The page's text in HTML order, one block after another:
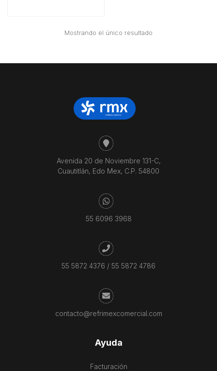
Mostrando el único resultado
Avenida 20 de Noviembre 131-C,
Cuautitlán, Edo Mex, C.P. 54800
55 6096 3968
55 5872 4376 / 55 5872 4786
contacto@refrimexcomercial.com
Ayuda
Facturación